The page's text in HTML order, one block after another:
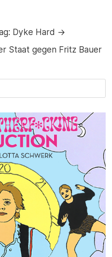
Dyke Hard →
Staat gegen Fritz Bauer